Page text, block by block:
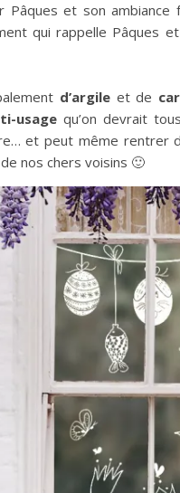
et son ambiance
qui rappelle Pâques
d’argile et de
usage qu’on devrait
et peut même rentrer
nos chers voisins 🙂